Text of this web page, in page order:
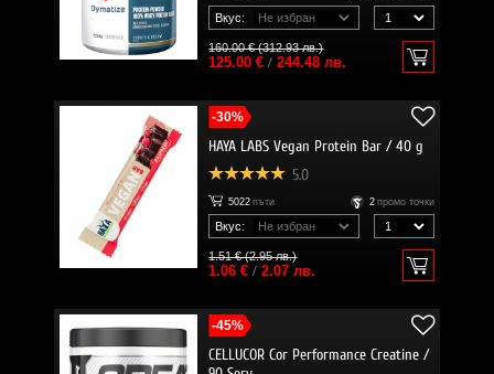
Вкус:
160.00 € (312.93 лв.)
125.00 €/ 244.48 лв.
-30%
HAYA LABS Vegan Protein Bar / 40 g
5.0
5022 пъти 2 промо точки
Вкус:
1.51 € (2.95 лв.)
1.06 €/ 2.07 лв.
-45%
CELLUCOR Cor Performance Creatine /